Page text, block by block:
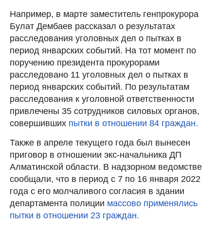
Например, в марте заместитель генпрокурора
Булат Дембаев рассказал о результатах
расследования уголовных дел о пытках в
период январских событий. На тот момент по
поручению президента прокурорами
расследовано 11 уголовных дел о пытках в
период январских событий. По результатам
расследования к уголовной ответственности
привлечены 35 сотрудников силовых органов,
совершивших пытки в отношении 84 граждан.
Также в апреле текущего года был вынесен
приговор в отношении экс-начальника ДП
Алматинской области. В надзорном ведомстве
сообщали, что в период с 7 по 16 января 2022
года с его молчаливого согласия в здании
департамента полиции массово применялись
пытки в отношении 23 граждан.